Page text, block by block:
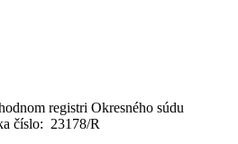
registri Okresného súdu
číslo: 23178/R